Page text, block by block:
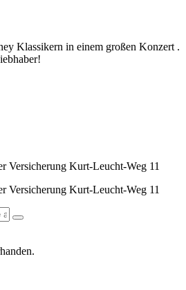
Klassikern in einem großen Konzert .
Versicherung Kurt-Leucht-Weg 11
Versicherung Kurt-Leucht-Weg 11